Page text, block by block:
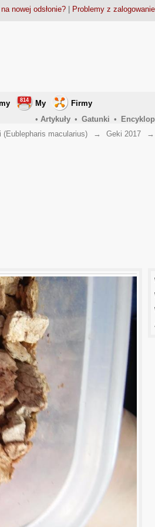
nowej odsłonie?| Problemy z
My
814
Firmy
• Artykuły • Gatunki •
(Eublepharis macularius) → Geki 2017 →